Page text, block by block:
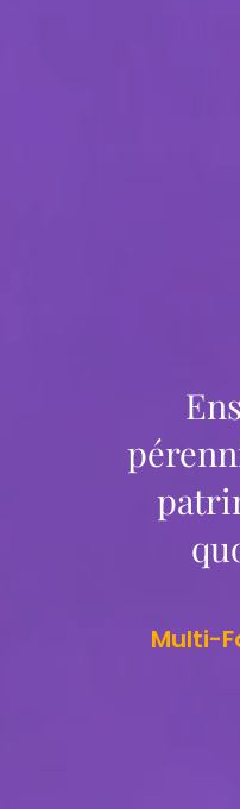
Multi-